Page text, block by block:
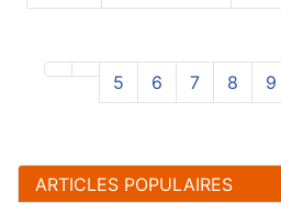
5 6 7 8 9
ARTICLES POPULAIRES